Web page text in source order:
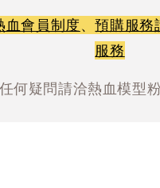
血會員制度、預購服務
服務
何疑問請洽熱血模型